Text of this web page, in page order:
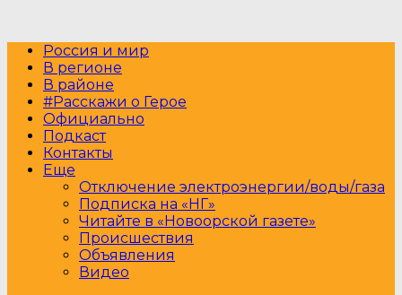
Россия и мир
В регионе
В районе
#Расскажи о Герое
Официально
Подкаст
Контакты
Еще
Отключение электроэнергии/воды/газа
Подписка на «НГ»
Читайте в «Новоорской газете»
Происшествия
Объявления
Видео